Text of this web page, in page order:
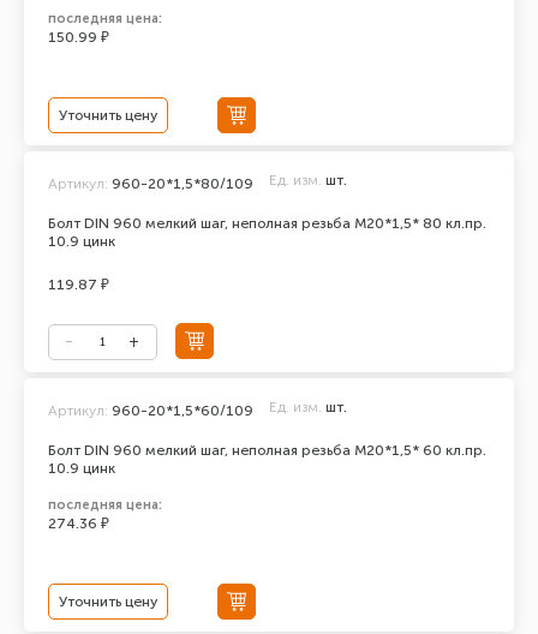
последняя цена:
150.99 ₽
Уточнить цену
Болт DIN 960 мелкий шаг, неполная резьба M20*1,5* 80 кл.пр.
10.9 цинк
Артикул: 960-20*1,5*80/109 Ед. изм. шт.
119.87 ₽
Болт DIN 960 мелкий шаг, неполная резьба M20*1,5* 60 кл.пр.
10.9 цинк
Артикул: 960-20*1,5*60/109 Ед. изм. шт.
последняя цена:
274.36 ₽
Уточнить цену